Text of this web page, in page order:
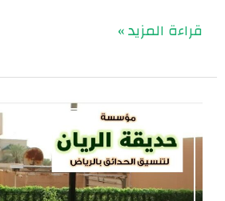
قراءة المزيد »
حدائق
عشب
صناعي